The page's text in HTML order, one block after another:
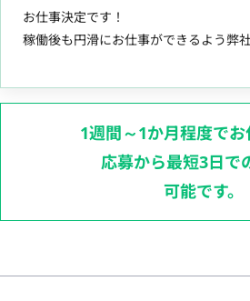
お仕事決定です！
稼働後も円滑にお仕事ができるよう弊
1週間～1か月程度でお
応募から最短3日で
可能です。